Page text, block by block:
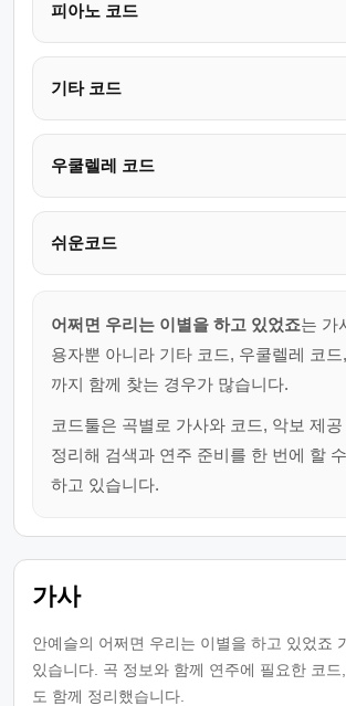
피아노 코드
기타 코드
우쿨렐레 코드
쉬운코드
어쩌면 우리는 이별을 하고 있었죠는 가
용자뿐 아니라 기타 코드, 우쿨렐레 코
까지 함께 찾는 경우가 많습니다.
코드툴은 곡별로 가사와 코드, 악보 제
정리해 검색과 연주 준비를 한 번에 할
하고 있습니다.
가사
안예슬의 어쩌면 우리는 이별을 하고 있었죠
있습니다. 곡 정보와 함께 연주에 필요한 코
도 함께 정리했습니다.